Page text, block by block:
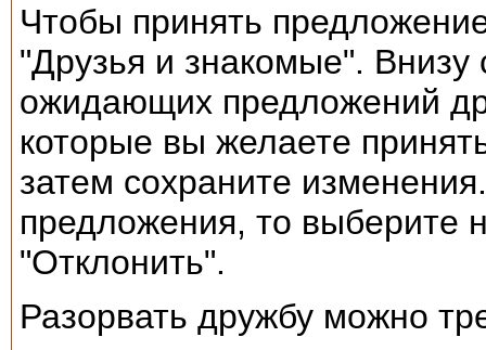
Чтобы принять
"Друзья и знакомые". Внизу
ожидающих предложений
которые вы желаете
затем сохраните
предложения, то выберите
"Отклонить".
Разорвать дружбу можно